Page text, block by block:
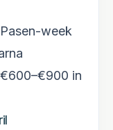
Pasen-week
in